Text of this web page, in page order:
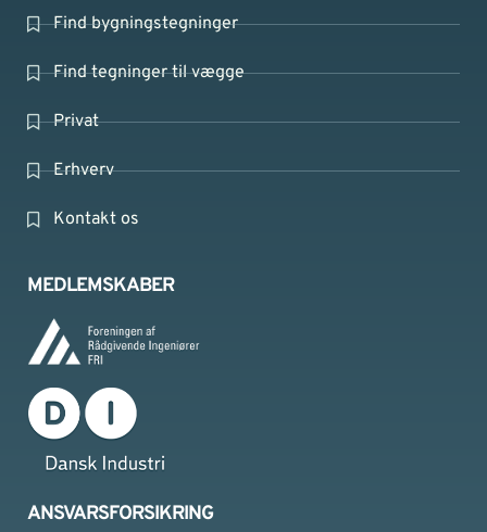
Find bygningstegninger
Find tegninger til vægge
Privat
Erhverv
Kontakt os
MEDLEMSKABER
ANSVARSFORSIKRING